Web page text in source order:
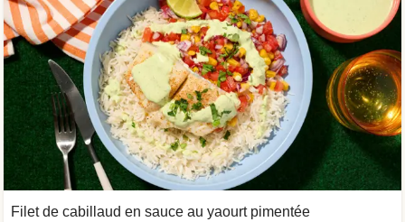
Filet de cabillaud en sauce au yaourt pimentée